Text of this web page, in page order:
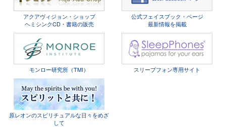
アクアヴィジョン・ショップ
ヘミシンクCD・書籍の販売
公式フェイスブック・ページ
最新情報を掲載
モンロー研究所（TMI） スリープフォン専用サイト
原レオンのスピリチュアルな日々をめざ
して